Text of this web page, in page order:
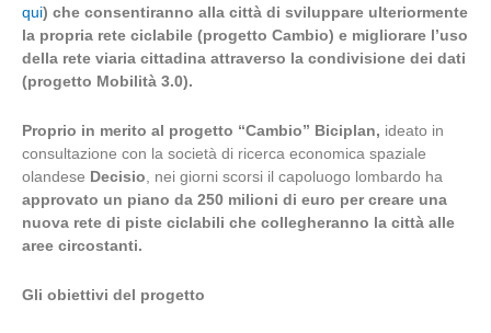
qui) che consentiranno alla città di sviluppare ulteriormente
la propria rete ciclabile (progetto Cambio) e migliorare l’uso
della rete viaria cittadina attraverso la condivisione dei dati
(progetto Mobilità 3.0).
Proprio in merito al progetto “Cambio” Biciplan, ideato in
consultazione con la società di ricerca economica spaziale
olandese Decisio, nei giorni scorsi il capoluogo lombardo ha
approvato un piano da 250 milioni di euro per creare una
nuova rete di piste ciclabili che collegheranno la città alle
aree circostanti.
Gli obiettivi del progetto